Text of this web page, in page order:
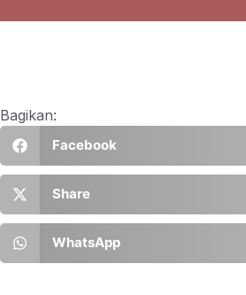
Bagikan:
Facebook
Share
WhatsApp